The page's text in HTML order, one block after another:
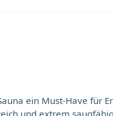
ein Must-Have für
und extrem